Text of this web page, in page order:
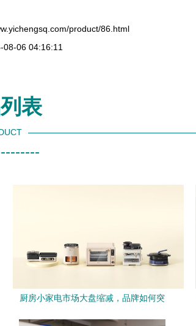
product/86.html
08-06 04:16:11
表
厨房小家电市场大盘缩减，品牌如何突